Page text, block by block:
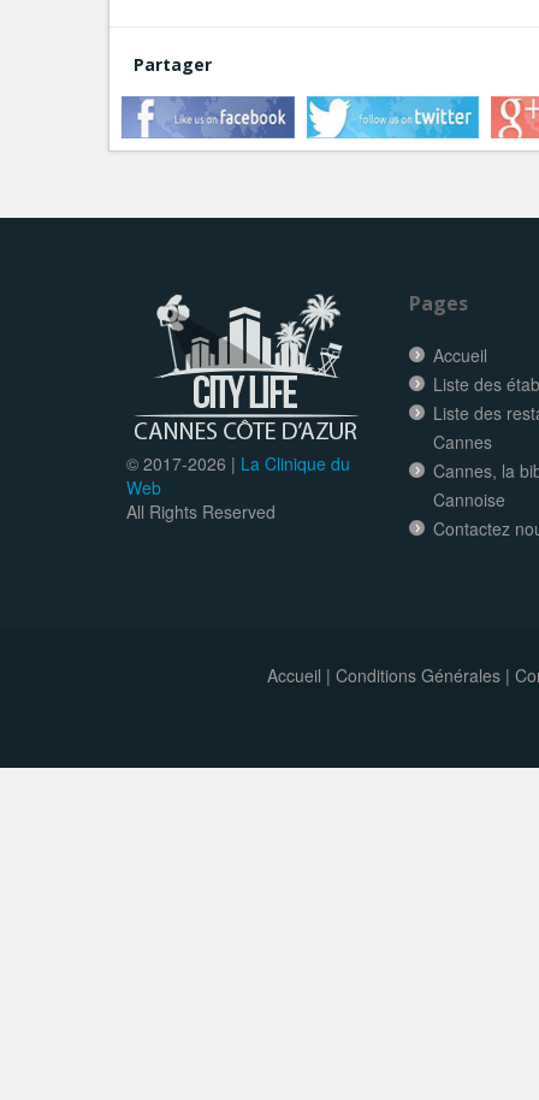
Partager
© 2017-2026 | La Clinique du
Web
All Rights Reserved
Pages
Accueil
Liste des
Liste des
Cannes
Cannes, la
Cannoise
Contactez
Accueil | Conditions Générales|